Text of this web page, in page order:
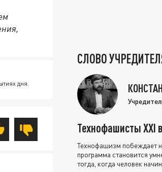
дня.
СЛОВО
Технофашисты XXI
Технофашизм побеждает
программа становится
тогда, когда человек